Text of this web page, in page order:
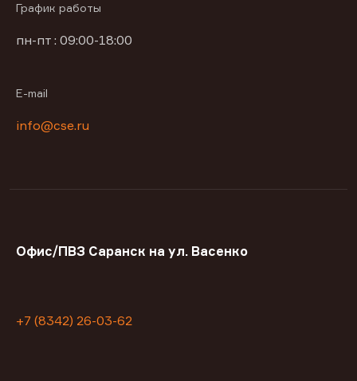
График работы
пн-пт : 09:00-18:00
E-mail
info@cse.ru
Офис/ПВЗ Саранск на ул. Васенко
+7 (8342) 26-03-62